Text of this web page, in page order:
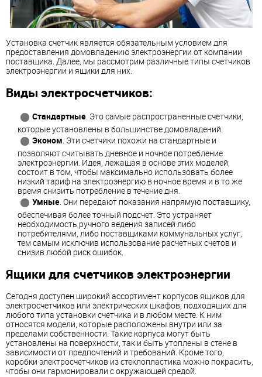
Установка счетчик является обязательным условием для
предоставления домовладению электроэнергии от компании
поставщика. Далее, мы рассмотрим различные типы счетчиков
электроэнергии и ящики для них.
Виды электросчетчиков:
Стандартные. Это самые распространенные счетчики,
которые установлены в большинстве домовладений.
Эконом. Эти счетчики похожи на стандартные и
позволяют считывать дневное и ночное потребление
электроэнергии. Идея, лежащая в основе этих моделей,
состоит в том, чтобы максимально использовать более
низкий тариф на электроэнергию в ночное время и в то же
время снизить потребление в течение дня.
Умные. Они передают показания напрямую поставщику,
обеспечивая более точный подсчет. Это устраняет
необходимость ручного ведения записей либо
потребителями, либо поставщиками коммунальных услуг,
тем самым исключив использование расчетных счетов и
снизив любой риск ошибок.
Ящики для счетчиков электроэнергии
Сегодня доступен широкий ассортимент корпусов ящиков для
электросчетчиков или электрических шкафов, подходящих для
любого типа установки счетчика и в любом месте. К ним
относятся модели, которые расположены внутри или за
пределами собственности. Такие корпуса могут быть
установлены на поверхности, так и быть утоплены в стене в
зависимости от предпочтений и требований. Кроме того,
коробки электросчетчиков из стеклопластика можно покрасить,
чтобы они гармонировали с окружающей средой.